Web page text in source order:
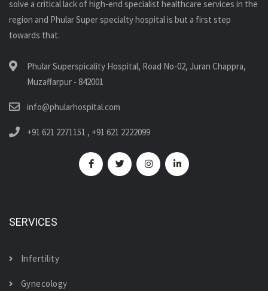
solve a critical lack of high-end specialist healthcare services in the
region and Phular Super specialty hospital is but a first step
towards that.
Phular Superspicality Hospital, Road No-02, Juran Chappra,
Muzaffarpur - 842001
info@phularhospital.com
+91 621 2271151 , +91 621 2222099
SERVICES
Infertility
Gynecology